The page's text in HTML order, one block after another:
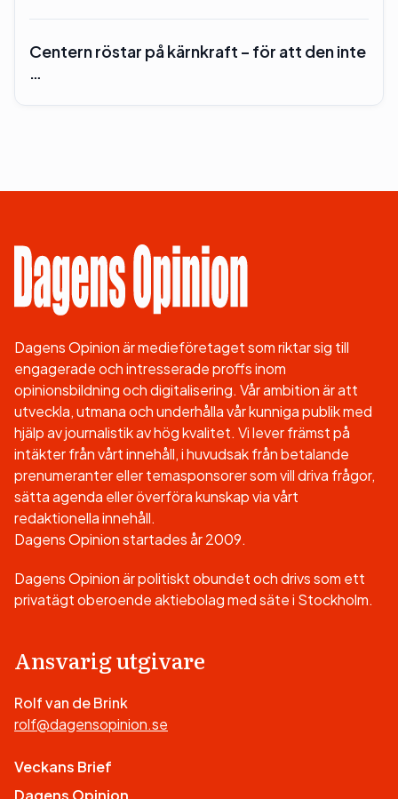
Centern röstar på kärnkraft – för att den inte
…
Dagens Opinion är medieföretaget som riktar sig till
engagerade och intresserade proffs inom
opinionsbildning och digitalisering. Vår ambition är att
utveckla, utmana och underhålla vår kunniga publik med
hjälp av journalistik av hög kvalitet. Vi lever främst på
intäkter från vårt innehåll, i huvudsak från betalande
prenumeranter eller temasponsorer som vill driva frågor,
sätta agenda eller överföra kunskap via vårt
redaktionella innehåll.
Dagens Opinion startades år 2009.
Dagens Opinion är politiskt obundet och drivs som ett
privatägt oberoende aktiebolag med säte i Stockholm.
Ansvarig utgivare
Rolf van de Brink
rolf@dagensopinion.se
Veckans Brief
Dagens Opinion